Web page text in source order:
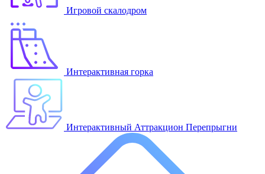
Игровой скалодром
Интерактивная горка
Интерактивный Аттракцион Перепрыгни